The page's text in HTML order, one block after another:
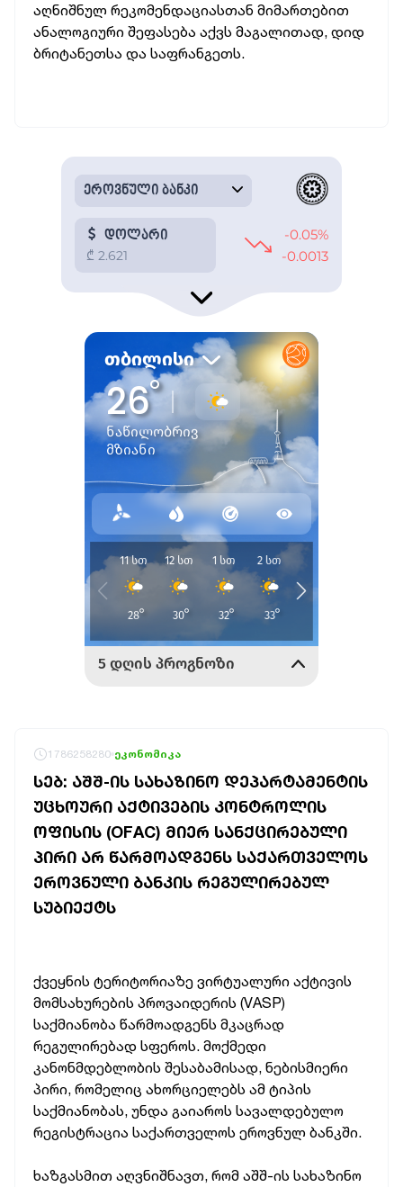
აღნიშნულ რეკომენდაციასთან მიმართებით
ანალოგიური შეფასება აქვს მაგალითად, დიდ
ბრიტანეთსა და საფრანგეთს.
1786258280 ეკონომიკა
ᲡᲔᲑ: ᲐᲨᲨ-ᲘᲡ ᲡᲐᲮᲐᲖᲘᲜᲝ ᲓᲔᲞᲐᲠᲢᲐᲛᲔᲜᲢᲘᲡ
ᲣᲪᲮᲝᲣᲠᲘ ᲐᲥᲢᲘᲕᲔᲑᲘᲡ ᲙᲝᲜᲢᲠᲝᲚᲘᲡ
ᲝᲤᲘᲡᲘᲡ (OFAC) ᲛᲘᲔᲠ ᲡᲐᲜᲥᲪᲘᲠᲔᲑᲣᲚᲘ
ᲞᲘᲠᲘ ᲐᲠ ᲬᲐᲠᲛᲝᲐᲓᲒᲔᲜᲡ ᲡᲐᲥᲐᲠᲗᲕᲔᲚᲝᲡ
ᲔᲠᲝᲕᲜᲣᲚᲘ ᲑᲐᲜᲙᲘᲡ ᲠᲔᲒᲣᲚᲘᲠᲔᲑᲣᲚ
ᲡᲣᲑᲘᲔᲥᲢᲡ
ქვეყნის ტერიტორიაზე ვირტუალური აქტივის
მომსახურების პროვაიდერის (VASP)
საქმიანობა წარმოადგენს მკაცრად
რეგულირებად სფეროს. მოქმედი
კანონმდებლობის შესაბამისად, ნებისმიერი
პირი, რომელიც ახორციელებს ამ ტიპის
საქმიანობას, უნდა გაიაროს სავალდებულო
რეგისტრაცია საქართველოს ეროვნულ ბანკში.
ხაზგასმით აღვნიშნავთ, რომ აშშ-ის სახაზინო